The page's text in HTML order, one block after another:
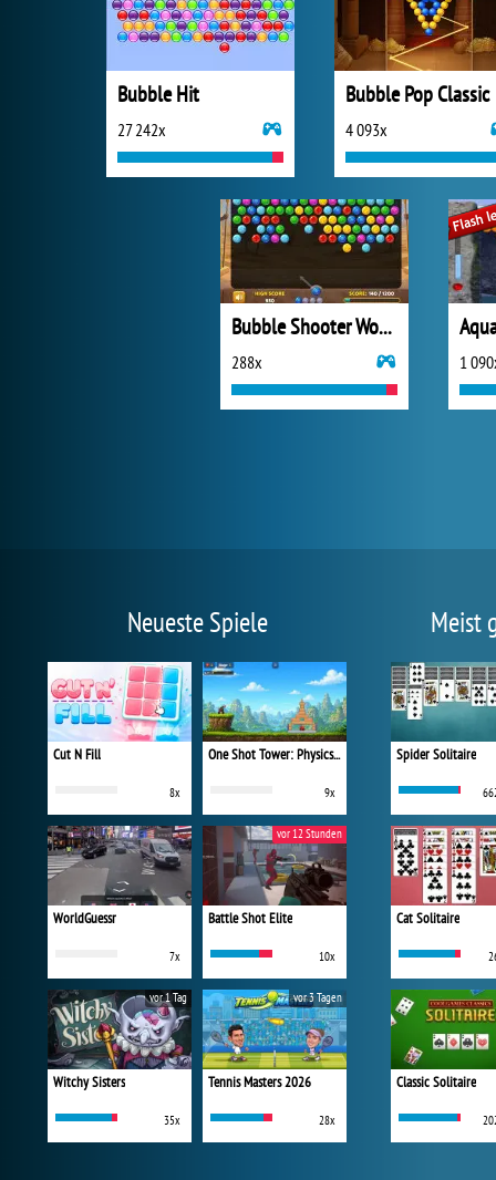
Bubble Hit
27 242x
Bubble Pop Classic
4 093x
Bubble Shooter Wonders of Egypt
288x 1
Neueste Spiele
Cut N Fill
8x
One Shot Tower: Physics Destroyer
9x
WorldGuessr
7x
Battle Shot Elite
10x
vor 12 Stunden
Witchy Sisters
35x
vor 1 Tag
Tennis Masters 2026
28x
vor 3 Tagen
Meist
Spider Solitaire
Cat Solitaire
Classic Solitaire